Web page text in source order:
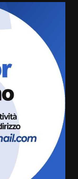
e
di